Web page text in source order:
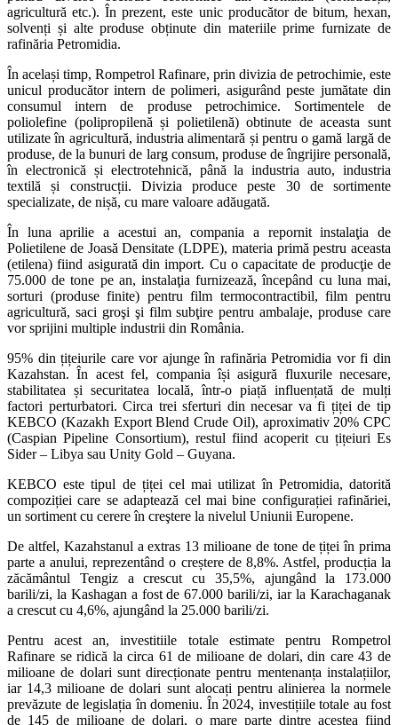
agricultură etc.). În prezent, este unic producător de bitum, hexan,
solvenți și alte produse obținute din materiile prime furnizate de
rafinăria Petromidia.
În același timp, Rompetrol Rafinare, prin divizia de petrochimie, este
unicul producător intern de polimeri, asigurând peste jumătate din
consumul intern de produse petrochimice. Sortimentele de
poliolefine (polipropilenă și polietilenă) obtinute de aceasta sunt
utilizate în agricultură, industria alimentară și pentru o gamă largă de
produse, de la bunuri de larg consum, produse de îngrijire personală,
în electronică și electrotehnică, până la industria auto, industria
textilă și construcții. Divizia produce peste 30 de sortimente
specializate, de nișă, cu mare valoare adăugată.
În luna aprilie a acestui an, compania a repornit instalaţia de
Polietilene de Joasă Densitate (LDPE), materia primă pestru aceasta
(etilena) fiind asigurată din import. Cu o capacitate de producţie de
75.000 de tone pe an, instalaţia furnizează, începând cu luna mai,
sorturi (produse finite) pentru film termocontractibil, film pentru
agricultură, saci groşi şi film subţire pentru ambalaje, produse care
vor sprijini multiple industrii din România.
95% din țițeiurile care vor ajunge în rafinăria Petromidia vor fi din
Kazahstan. În acest fel, compania își asigură fluxurile necesare,
stabilitatea și securitatea locală, într-o piață influențată de mulți
factori perturbatori. Circa trei sferturi din necesar va fi țiței de tip
KEBCO (Kazakh Export Blend Crude Oil), aproximativ 20% CPC
(Caspian Pipeline Consortium), restul fiind acoperit cu țițeiuri Es
Sider – Libya sau Unity Gold – Guyana.
KEBCO este tipul de țiței cel mai utilizat în Petromidia, datorită
compoziției care se adaptează cel mai bine configurației rafinăriei,
un sortiment cu cerere în creştere la nivelul Uniunii Europene.
De altfel, Kazahstanul a extras 13 milioane de tone de țiței în prima
parte a anului, reprezentând o creștere de 8,8%. Astfel, producția la
zăcământul Tengiz a crescut cu 35,5%, ajungând la 173.000
barili/zi, la Kashagan a fost de 67.000 barili/zi, iar la Karachaganak
a crescut cu 4,6%, ajungând la 25.000 barili/zi.
Pentru acest an, investitiile totale estimate pentru Rompetrol
Rafinare se ridică la circa 61 de milioane de dolari, din care 43 de
milioane de dolari sunt direcționate pentru mentenanța instalațiilor,
iar 14,3 milioane de dolari sunt alocați pentru alinierea la normele
prevăzute de legislația în domeniu. În 2024, investițiile totale au fost
de 145 de milioane de dolari, o mare parte dintre acestea fiind